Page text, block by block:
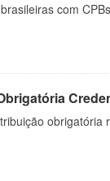
com
obrigatória